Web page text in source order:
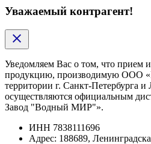
Уважаемый контрагент!
Уведомляем Вас о том, что прием
продукцию, производимую ООО
территории г. Санкт-Петербурга и
осуществляются официальным
Завод "Водный МИР"».
ИНН 7838111696
Адрес: 188689,